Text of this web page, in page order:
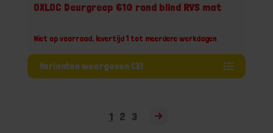
OXLOC Deurgreep 610 rond blind RVS mat
Niet op voorraad, levertijd 1 tot meerdere werkdagen
Varianten weergeven (3)
1 2 3